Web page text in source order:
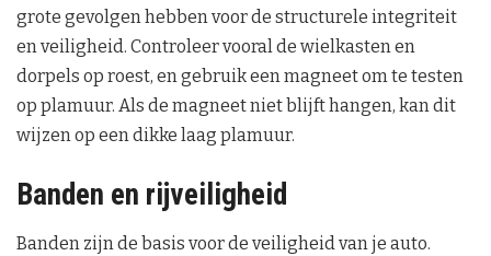
grote gevolgen hebben voor de structurele integriteit
en veiligheid. Controleer vooral de wielkasten en
dorpels op roest, en gebruik een magneet om te testen
op plamuur. Als de magneet niet blijft hangen, kan dit
wijzen op een dikke laag plamuur.
Banden en rijveiligheid
Banden zijn de basis voor de veiligheid van je auto.